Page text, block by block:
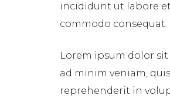
incididunt ut labore
commodo
Lorem ipsum dolor
ad minim veniam,
reprehenderit in